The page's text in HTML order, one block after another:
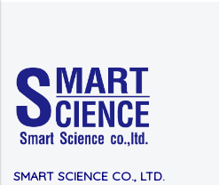
SMART SCIENCE CO., LTD.